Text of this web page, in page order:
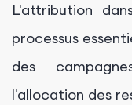
L'attribution
processus
des
l'allocation des